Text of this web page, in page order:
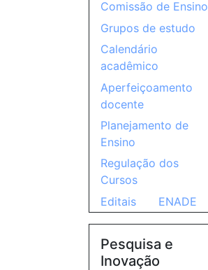
Comissão de Ensino
Grupos de estudo
Calendário
acadêmico
Aperfeiçoamento
docente
Planejamento de
Ensino
Regulação dos
Cursos
Editais
ENADE
Pesquisa e
Inovação